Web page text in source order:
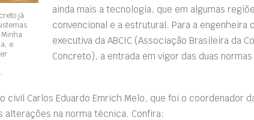
já
Minha
e
ainda mais a tecnologia, que em algumas
convencional e a estrutural. Para a
executiva da ABCIC (Associação Brasileira da
Concreto), a entrada em vigor das duas
civil Carlos Eduardo Emrich Melo, que foi o coordenador
alterações na norma técnica. Confira: